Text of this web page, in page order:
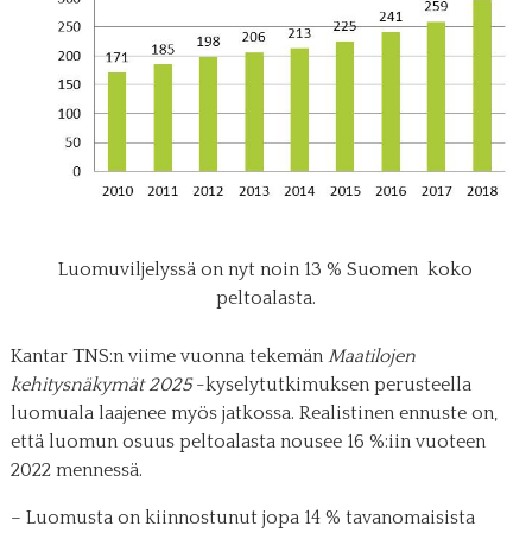
Luomuviljelyssä on nyt noin 13 % Suomen koko
peltoalasta.
Kantar TNS:n viime vuonna tekemän Maatilojen
kehitysnäkymät 2025-kyselytutkimuksen perusteella
luomuala laajenee myös jatkossa. Realistinen ennuste on,
että luomun osuus peltoalasta nousee 16 %:iin vuoteen
2022 mennessä.
– Luomusta on kiinnostunut jopa 14 % tavanomaisista